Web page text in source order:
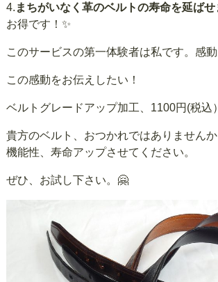
4. まちがいなく革のベルトの寿命を延ばせ
お得です！✨
このサービスの第一体験者は私です。感動
この感動をお伝えしたい！
ベルトグレードアップ加工、1100円(税込）
貴方のベルト、おつかれではありませんか
機能性、寿命アップさせてください。
ぜひ、お試し下さい。🤗